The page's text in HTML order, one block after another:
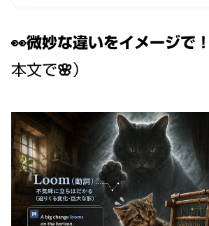
👀微妙な違いをイメージで！
本文で🌸）